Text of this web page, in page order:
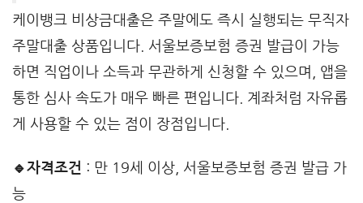
케이뱅크 비상금대출은 주말에도 즉시 실행되는 무직자
주말대출 상품입니다. 서울보증보험 증권 발급이 가능
하면 직업이나 소득과 무관하게 신청할 수 있으며, 앱을
통한 심사 속도가 매우 빠른 편입니다. 계좌처럼 자유롭
게 사용할 수 있는 점이 장점입니다.
🔹자격조건 : 만 19세 이상, 서울보증보험 증권 발급 가
능